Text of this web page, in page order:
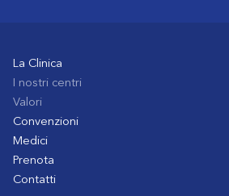
La Clinica
I nostri centri
Valori
Convenzioni
Medici
Prenota
Contatti